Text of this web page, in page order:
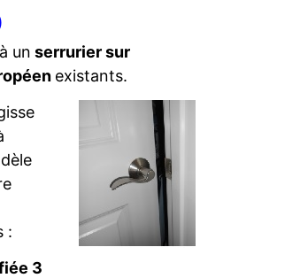
un serrurier sur
existants.
:
3